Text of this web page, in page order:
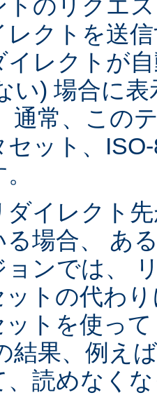
トのリクエ
レクトを送
イレクトが
い) 場合に
通常、この
セット、
ダイレクト
る場合、 あ
ョンでは、
ットの代わ
ットを使っ
結果、例え
、読めなく